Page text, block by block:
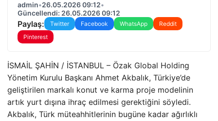
admin•26.05.2026 09:12•
Güncellendi: 26.05.2026 09:12
Paylaş: Twitter Facebook WhatsApp
Reddit
Pinterest
İSMAİL ŞAHİN / İSTANBUL – Özak Global Holding
Yönetim Kurulu Başkanı Ahmet Akbalık, Türkiye’de
geliştirilen markalı konut ve karma proje modelinin
artık yurt dışına ihraç edilmesi gerektiğini söyledi.
Akbalık, Türk müteahhitlerinin bugüne kadar ağırlıklı